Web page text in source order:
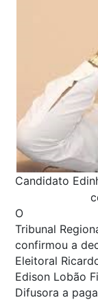
Candidato
O
Tribunal
confirmou a
Eleitoral
Edison Lobão
Difusora a